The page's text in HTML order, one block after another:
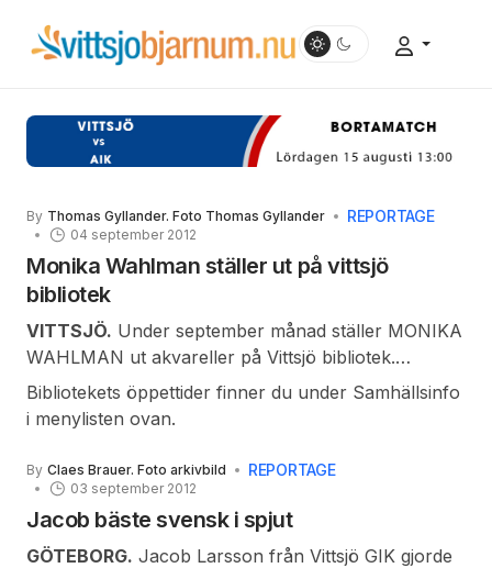
By Thomas Gyllander. Foto Thomas Gyllander REPORTAGE
04 september 2012
Monika Wahlman ställer ut på vittsjö
bibliotek
VITTSJÖ. Under september månad ställer MONIKA
WAHLMAN ut akvareller på Vittsjö bibliotek.
Det kommer
också att
en
Bibliotekets öppettider finner du under Samhällsinfo
i menylisten ovan.
By Claes Brauer. Foto arkivbild REPORTAGE
03 september 2012
Jacob bäste svensk i spjut
GÖTEBORG. Jacob Larsson från Vittsjö GIK gjorde